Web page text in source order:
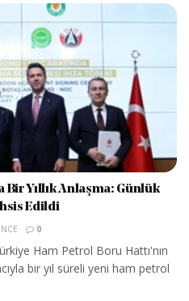
Yıllık Anlaşma: Günlük
Edildi
0
Ham Petrol Boru Hattı'nın
bir yıl süreli yeni ham petrol